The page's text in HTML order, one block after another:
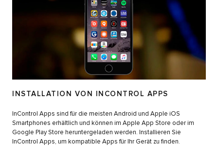
INSTALLATION VON INCONTROL APPS
InControl Apps sind für die meisten Android und Apple iOS
Smartphones erhältlich und können im Apple App Store oder im
Google Play Store heruntergeladen werden. Installieren Sie
InControl Apps, um kompatible Apps für Ihr Gerät zu finden.